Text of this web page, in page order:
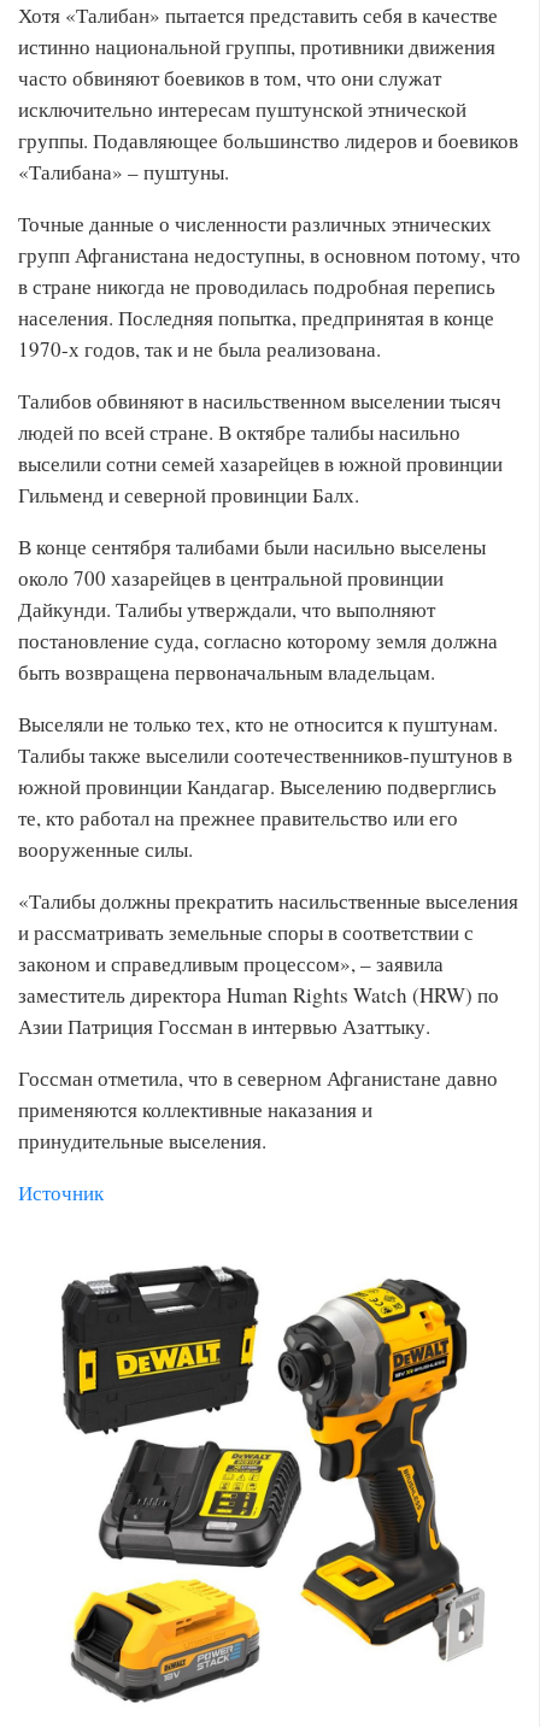
Хотя «Талибан» пытается представить себя в качестве
истинно национальной группы, противники движения
часто обвиняют боевиков в том, что они служат
исключительно интересам пуштунской этнической
группы. Подавляющее большинство лидеров и боевиков
«Талибана» – пуштуны.
Точные данные о численности различных этнических
групп Афганистана недоступны, в основном потому, что
в стране никогда не проводилась подробная перепись
населения. Последняя попытка, предпринятая в конце
1970-х годов, так и не была реализована.
Талибов обвиняют в насильственном выселении тысяч
людей по всей стране. В октябре талибы насильно
выселили сотни семей хазарейцев в южной провинции
Гильменд и северной провинции Балх.
В конце сентября талибами были насильно выселены
около 700 хазарейцев в центральной провинции
Дайкунди. Талибы утверждали, что выполняют
постановление суда, согласно которому земля должна
быть возвращена первоначальным владельцам.
Выселяли не только тех, кто не относится к пуштунам.
Талибы также выселили соотечественников-пуштунов в
южной провинции Кандагар. Выселению подверглись
те, кто работал на прежнее правительство или его
вооруженные силы.
«Талибы должны прекратить насильственные выселения
и рассматривать земельные споры в соответствии с
законом и справедливым процессом», – заявила
заместитель директора Human Rights Watch (HRW) по
Азии Патриция Госсман в интервью Азаттыку.
Госсман отметила, что в северном Афганистане давно
применяются коллективные наказания и
принудительные выселения.
Источник